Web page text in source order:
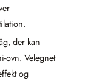
der kan
ovn. Velegnet
og